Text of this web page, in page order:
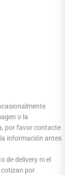
o la
por favor contacte
información antes
de delivery ni el
por